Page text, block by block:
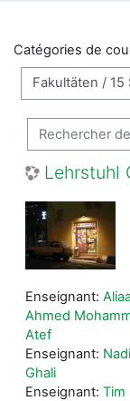
Catégories de
Rechercher des
Lehrstuhl
Enseignant:
Ahmed
Atef
Enseignant:
Ghali
Enseignant: Tim